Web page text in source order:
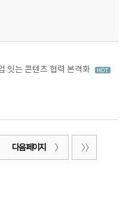
잇는 콘텐츠 협력 본격화
다음 페이지